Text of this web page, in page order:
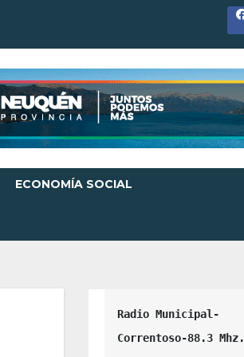
ECONOMÍA SOCIAL
Radio Municipal-
Correntoso-88.3 Mhz.